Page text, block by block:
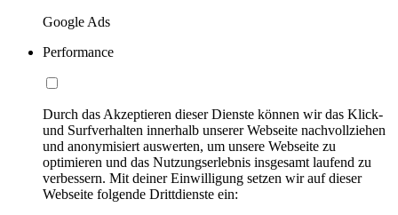
Google Ads
Performance
Durch das Akzeptieren dieser Dienste können wir das Klick-
und Surfverhalten innerhalb unserer Webseite nachvollziehen
und anonymisiert auswerten, um unsere Webseite zu
optimieren und das Nutzungserlebnis insgesamt laufend zu
verbessern. Mit deiner Einwilligung setzen wir auf dieser
Webseite folgende Drittdienste ein: